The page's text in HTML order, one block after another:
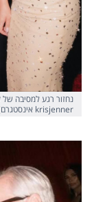
נחזור רגע למסיבה של
krisjenner אינסטגרם)